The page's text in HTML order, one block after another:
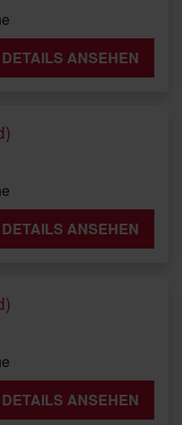
DETAILS ANSEHEN
DETAILS ANSEHEN
DETAILS ANSEHEN